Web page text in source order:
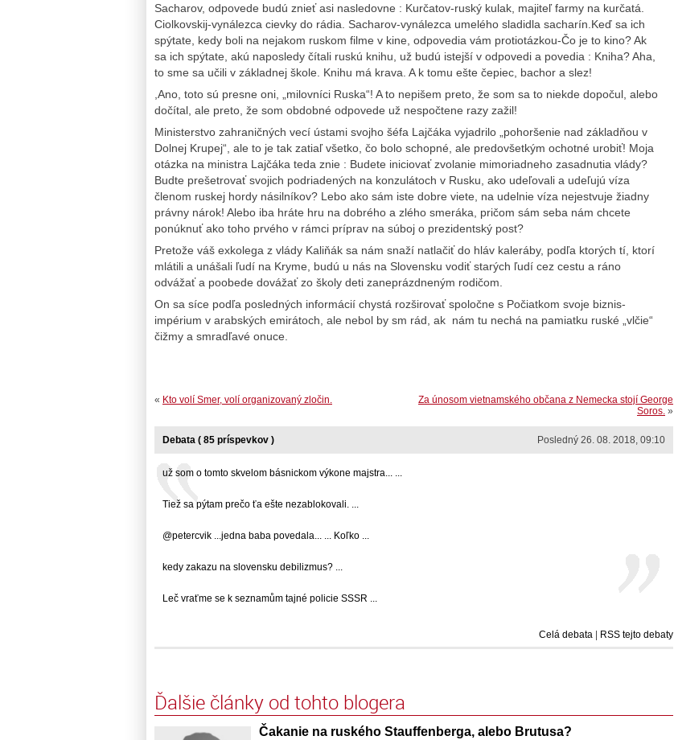
Sacharov, odpovede budú znieť asi nasledovne : Kurčatov-ruský kulak, majiteľ farmy na kurčatá.
Ciolkovskij-vynálezca cievky do rádia. Sacharov-vynálezca umelého sladidla sacharín.Keď sa ich
spýtate, kedy boli na nejakom ruskom filme v kine, odpovedia vám protiotázkou-Čo je to kino? Ak
sa ich spýtate, akú naposledy čítali ruskú knihu, už budú istejší v odpovedi a povedia : Kniha? Aha,
to sme sa učili v základnej škole. Knihu má krava. A k tomu ešte čepiec, bachor a slez!
,Ano, toto sú presne oni, „milovníci Ruska“! A to nepišem preto, že som sa to niekde dopočul, alebo
dočítal, ale preto, že som obdobné odpovede už nespočtene razy zažil!
Ministerstvo zahraničných vecí ústami svojho šéfa Lajčáka vyjadrilo „pohoršenie nad základňou v
Dolnej Krupej“, ale to je tak zatiaľ všetko, čo bolo schopné, ale predovšetkým ochotné urobiť! Moja
otázka na ministra Lajčáka teda znie : Budete iniciovať zvolanie mimoriadneho zasadnutia vlády?
Budte prešetrovať svojich podriadených na konzulátoch v Rusku, ako udeľovali a udeľujú víza
členom ruskej hordy násilníkov? Lebo ako sám iste dobre viete, na udelnie víza nejestvuje žiadny
právny nárok! Alebo iba hráte hru na dobrého a zlého smeráka, pričom sám seba nám chcete
ponúknuť ako toho prvého v rámci príprav na súboj o prezidentský post?
Pretože váš exkolega z vlády Kaliňák sa nám snaží natlačiť do hláv kaleráby, podľa ktorých tí, ktorí
mlátili a unášali ľudí na Kryme, budú u nás na Slovensku vodiť starých ľudí cez cestu a ráno
odvážať a poobede dovážať zo školy deti zaneprázdneným rodičom.
On sa síce podľa posledných informácií chystá rozširovať spoločne s Počiatkom svoje biznis-
impérium v arabských emirátoch, ale nebol by sm rád, ak nám tu nechá na pamiatku ruské „vlčie“
čižmy a smradľavé onuce.
Za únosom vietnamského občana z Nemecka stojí George
Soros. »
« Kto volí Smer, volí organizovaný zločin.
Posledný 26. 08. 2018, 09:10
Debata ( 85 príspevkov )
už som o tomto skvelom básnickom výkone majstra... ...
Tiež sa pýtam prečo ťa ešte nezablokovali. ...
@petercvik ...jedna baba povedala... ... Koľko ...
kedy zakazu na slovensku debilizmus? ...
Leč vraťme se k seznamům tajné policie SSSR ...
Celá debata RSS tejto debaty
Ďalšie články od tohto blogera
Čakanie na ruského Stauffenberga, alebo Brutusa?